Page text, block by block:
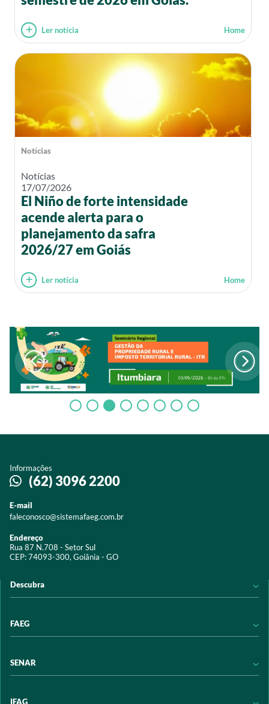
Ler notícia Home
Notícias
Notícias
17/07/2026
El Niño de forte intensidade
acende alerta para o
planejamento da safra
2026/27 em Goiás
Ler notícia Home
Informações
(62) 3096 2200
E-mail
faleconosco@sistemafaeg.com.br
Endereço
Rua 87 N.708 - Setor Sul
CEP: 74093-300, Goiânia - GO
Descubra
Acervo digital
Programas e Serviços
FAEG
Transparência
SENAR
IFAG